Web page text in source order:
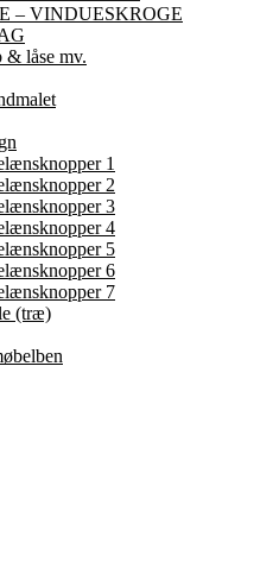
– VINDUESKROGE
& låse mv.
1
2
3
4
5
6
7
(træ)